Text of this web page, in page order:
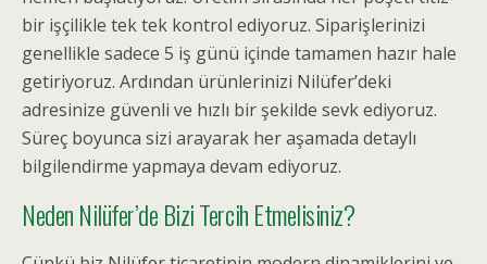
bir işçilikle tek tek kontrol ediyoruz. Siparişlerinizi
genellikle sadece 5 iş günü içinde tamamen hazır hale
getiriyoruz. Ardından ürünlerinizi Nilüfer’deki
adresinize güvenli ve hızlı bir şekilde sevk ediyoruz.
Süreç boyunca sizi arayarak her aşamada detaylı
bilgilendirme yapmaya devam ediyoruz.
Neden Nilüfer’de Bizi Tercih Etmelisiniz?